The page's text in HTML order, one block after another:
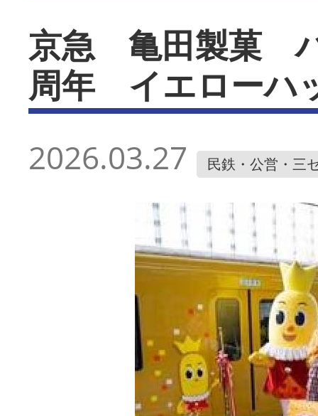
京急 亀田製菓
周年 イエローハ
2026.03.27 民鉄・公営・三